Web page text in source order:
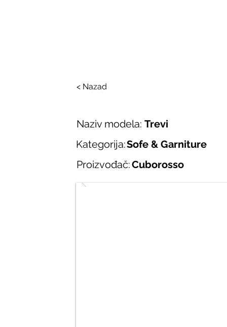
< Nazad
Naziv modela: Trevi
Kategorija:Sofe & Garniture
Proizvođač:Cuborosso